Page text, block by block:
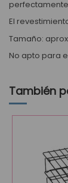
El
Tamaño:
No apto para
También